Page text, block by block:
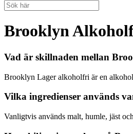
Brooklyn
Vad är skillnaden mellan
Brooklyn Lager alkoholfri är en
Vilka ingredienser används
Vanligtvis används malt, humle, jäst